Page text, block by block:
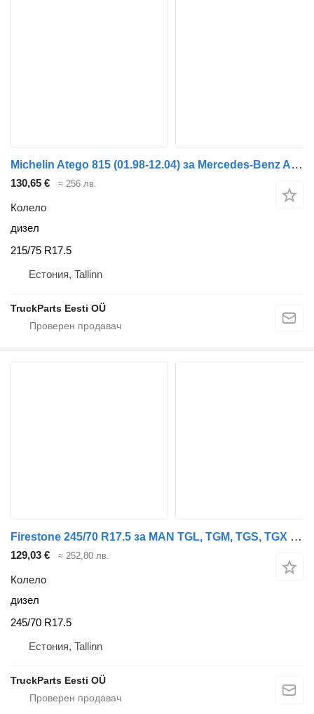
Michelin Atego 815 (01.98-12.04) за Mercedes-Benz Atego, Atego 2, Atego 3 (1996-)
130,65 € ≈ 256 лв.
Колело
дизел
215/75 R17.5
Естония, Tallinn
TruckParts Eesti OÜ
Firestone 245/70 R17.5 за MAN TGL, TGM, TGS, TGX (2005-2021)
129,03 € ≈ 252,80 лв.
Колело
дизел
245/70 R17.5
Естония, Tallinn
TruckParts Eesti OÜ